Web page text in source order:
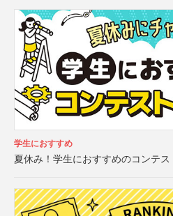
学生におすすめ
夏休み！学生におすすめのコンテス